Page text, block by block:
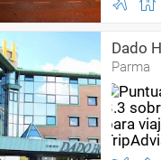
Dado
Parma